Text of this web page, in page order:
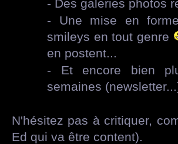
- Des galeries photos
- Une mise en
smileys en tout genre
en postent...
- Et encore bien
semaines
N'hésitez pas à critiquer,
Ed qui va être content).